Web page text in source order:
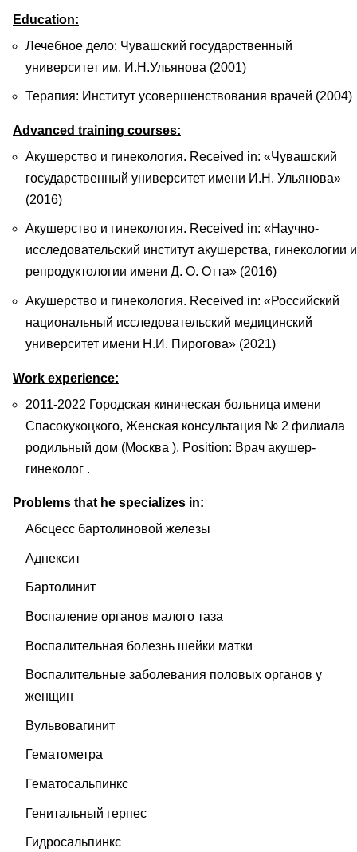
Education:
Лечебное дело: Чувашский государственный
университет им. И.Н.Ульянова (2001)
Терапия: Институт усовершенствования врачей (2004)
Advanced training courses:
Акушерство и гинекология. Received in: «Чувашский
государственный университет имени И.Н. Ульянова»
(2016)
Акушерство и гинекология. Received in: «Научно-
исследовательский институт акушерства, гинекологии и
репродуктологии имени Д. О. Отта» (2016)
Акушерство и гинекология. Received in: «Российский
национальный исследовательский медицинский
университет имени Н.И. Пирогова» (2021)
Work experience:
2011-2022 Городская киническая больница имени
Спасокукоцкого, Женская консультация № 2 филиала
родильный дом (Москва ). Position: Врач акушер-
гинеколог .
Problems that he specializes in:
Абсцесс бартолиновой железы
Аднексит
Бартолинит
Воспаление органов малого таза
Воспалительная болезнь шейки матки
Воспалительные заболевания половых органов у
женщин
Вульвовагинит
Гематометра
Гематосальпинкс
Генитальный герпес
Гидросальпинкс